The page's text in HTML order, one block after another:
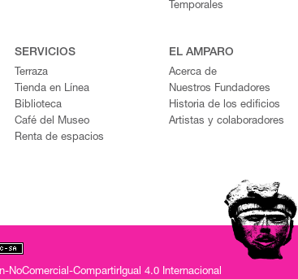
Temporales
SERVICIOS
Terraza
Tienda en Línea
Biblioteca
Café del Museo
Renta de espacios
EL AMPARO
Acerca de
Nuestros Fundadores
Historia de los edificios
Artistas y colaboradores
NoComercial-CompartirIgual 4.0 Internacional